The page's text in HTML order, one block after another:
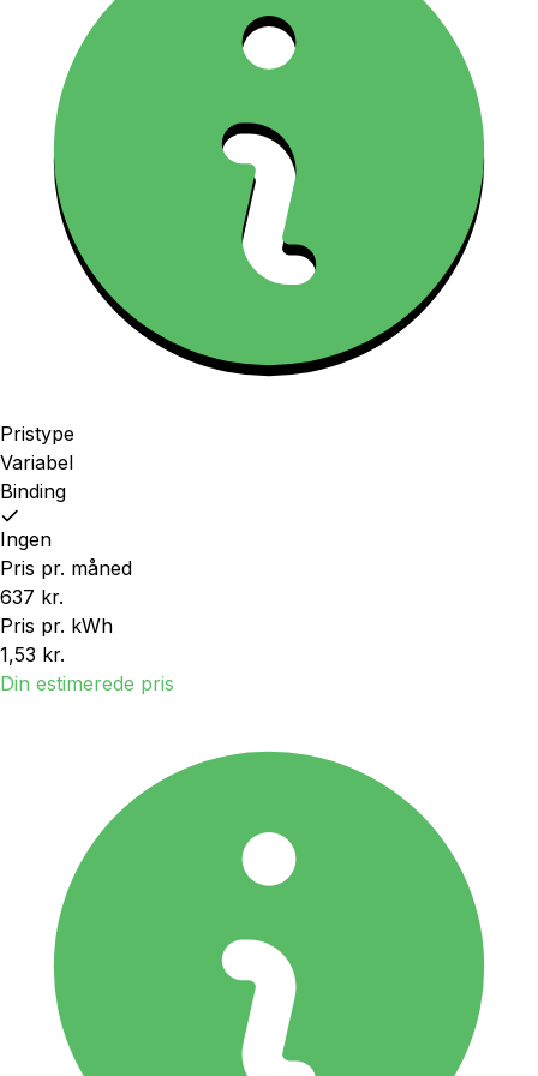
Pristype
Variabel
Binding
Ingen
Pris pr. måned
637 kr.
Pris pr. kWh
1,53 kr.
Din estimerede pris